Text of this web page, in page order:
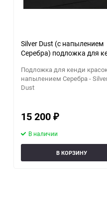
Silver Dust (с напылением
Серебра) подложка для
Подложка для кенди
напылением Серебра -
Dust
15 200 ₽
В наличии
В КОРЗИНУ